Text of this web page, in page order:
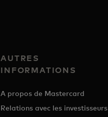
AUTRES
INFORMATIONS
A propos de Mastercard
Relations avec les investisseurs